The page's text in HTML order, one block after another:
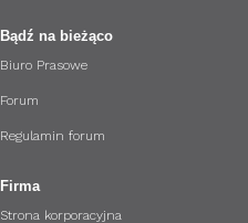
Bądź na bieżąco
Biuro Prasowe
Forum
Regulamin forum
Firma
Strona korporacyjna